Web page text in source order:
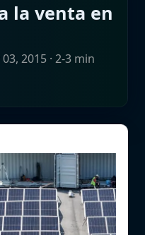
la venta en
2015 · 2-3 min